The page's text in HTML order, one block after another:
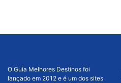
O Guia Melhores Destinos foi
lançado em 2012 e é um dos sites